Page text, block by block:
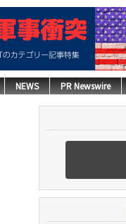
NEWS PR Newswire